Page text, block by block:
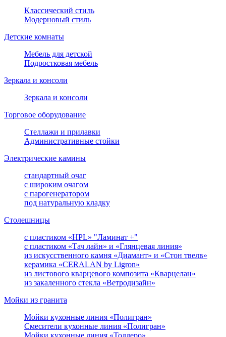
Классический стиль
Модерновый стиль
Детские комнаты
Мебель для детской
Подростковая мебель
Зеркала и консоли
Зеркала и консоли
Торговое оборудование
Стеллажи и прилавки
Административные стойки
Электрические камины
стандартный очаг
с широким очагом
с парогенератором
под натуральную кладку
Столешницы
с пластиком «HPL» "Ламинат +"
с пластиком «Тач лайн» и «Глянцевая линия»
из искусственного камня «Диамант» и «Стон твелв»
керамика «CERALAN by Ligron»
из листового кварцевого композита «Кварцелан»
из закаленного стекла «Ветродизайн»
Мойки из гранита
Мойки кухонные линия «Полигран»
Смесители кухонные линия «Полигран»